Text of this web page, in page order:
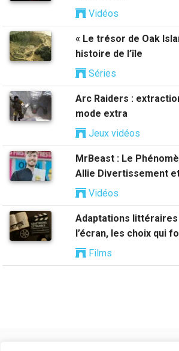
Vidéos
« Le trésor de Oak
histoire de l’île
Séries
Arc Raiders :
mode extra
Jeux vidéos
MrBeast : Le
Allie Divertissement
Vidéos
Adaptations littéraires
l’écran, les choix qui
Films